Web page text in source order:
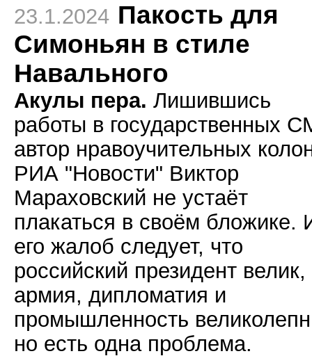
23.1.2024 Пакость для
Симоньян в стиле
Навального
Акулы пера. Лишившись
работы в государственных
автор нравоучительных
РИА "Новости" Виктор
Мараховский не устаёт
плакаться в своём бложике.
его жалоб следует, что
российский президент велик,
армия, дипломатия и
промышленность
но есть одна проблема.